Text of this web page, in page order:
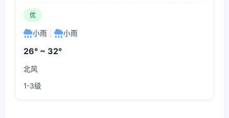
优
小雨 小雨
26° ~ 32°
北风
1-3级